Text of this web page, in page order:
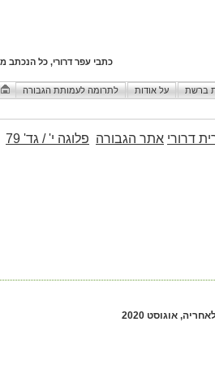
כתבי עפר דרורי, כל
ברשת על אודות לתרומה לעמותת הגבורה
דרורי אתר הגבורה פלוגה י' / גד' 79
אוגוסט 2020